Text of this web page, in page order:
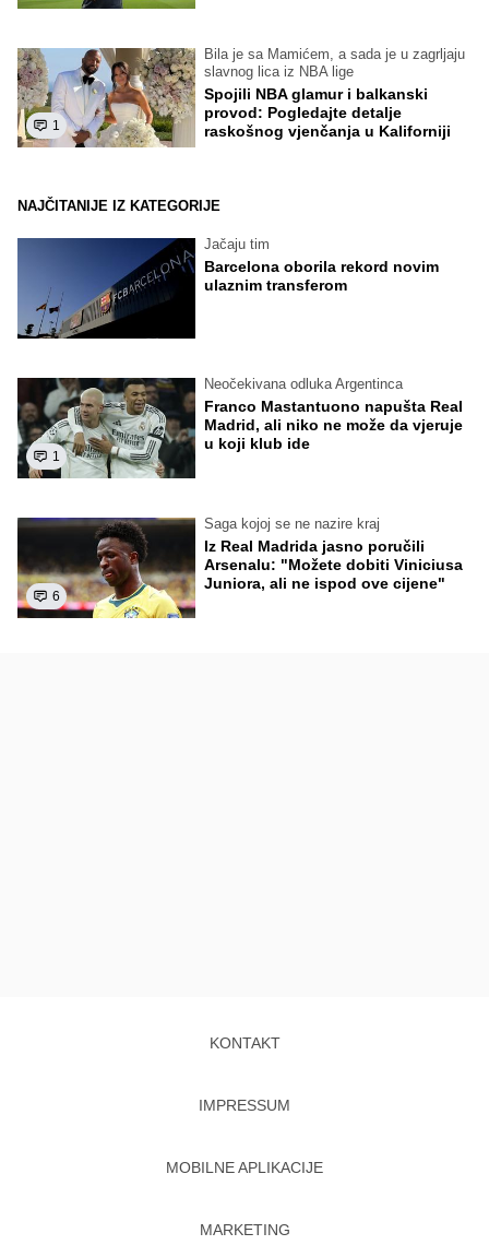
1
Bila je sa Mamićem, a sada je u zagrljaju
slavnog lica iz NBA lige
Spojili NBA glamur i balkanski
provod: Pogledajte detalje
raskošnog vjenčanja u Kaliforniji
NAJČITANIJE IZ KATEGORIJE
Jačaju tim
Barcelona oborila rekord novim
ulaznim transferom
1
Neočekivana odluka Argentinca
Franco Mastantuono napušta Real
Madrid, ali niko ne može da vjeruje
u koji klub ide
6
Saga kojoj se ne nazire kraj
Iz Real Madrida jasno poručili
Arsenalu: "Možete dobiti Viniciusa
Juniora, ali ne ispod ove cijene"
KONTAKT
IMPRESSUM
MOBILNE APLIKACIJE
MARKETING